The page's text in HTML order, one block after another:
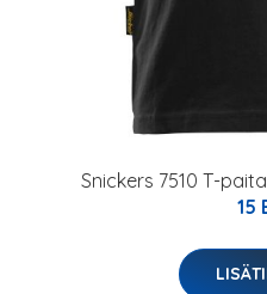
Snickers 7510 T-
15